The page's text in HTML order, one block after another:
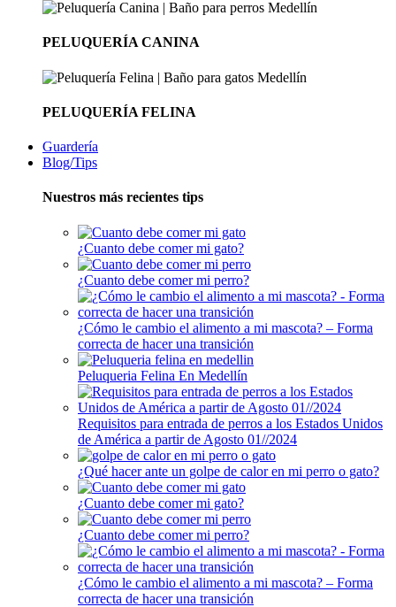
PELUQUERÍA CANINA
PELUQUERÍA FELINA
Guardería
Blog/Tips
Nuestros más recientes tips
¿Cuanto debe comer mi gato?
¿Cuanto debe comer mi perro?
¿Cómo le cambio el alimento a mi mascota? – Forma
correcta de hacer una transición
Peluqueria Felina En Medellín
Requisitos para entrada de perros a los Estados Unidos
de América a partir de Agosto 01//2024
¿Qué hacer ante un golpe de calor en mi perro o gato?
¿Cuanto debe comer mi gato?
¿Cuanto debe comer mi perro?
¿Cómo le cambio el alimento a mi mascota? – Forma
correcta de hacer una transición